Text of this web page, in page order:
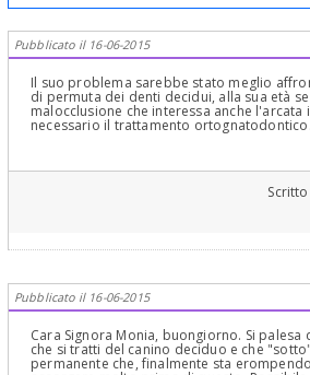
Pubblicato il 16-06-2015
Il suo problema sarebbe stato meglio
di permuta dei denti decidui, alla sua età
malocclusione che interessa anche l'arcata
necessario il trattamento ortognatodontico.
Pubblicato il 16-06-2015
Cara Signora Monia, buongiorno. Si palesa
che si tratti del canino deciduo e che
permanente che, finalmente sta